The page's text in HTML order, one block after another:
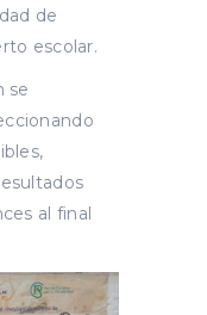
de
escolar.
se
al final